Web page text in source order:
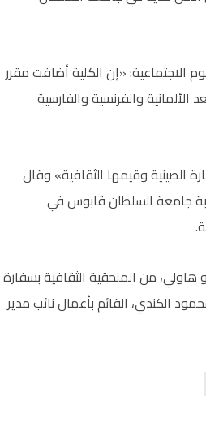
الاجتماعية: «إن الكلية أضافت مقرر
الألمانية والفرنسية والفارسية
الصينية وقيمها الثقافية» وقال
جامعة السلطان قابوس في
هاولي، من الملحقية الثقافية بسفارة
الكندي، القائم بأعمال نائب مدير